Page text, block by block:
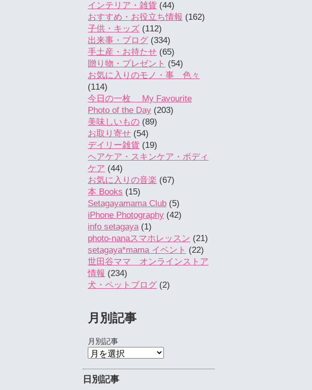
インテリア・雑貨 (44)
おすすめ・お役立ち情報 (162)
子供・キッズ (112)
出来事・ブログ (334)
手土産・お持たせ (65)
贈り物・プレゼント (54)
お気に入りのモノ・事 色々
(114)
今日の一枚 My Favourite
Photo of the Day (203)
美味しいもの (89)
お取り寄せ (54)
デイリー雑貨 (19)
ヘアケア・スキンケア・ボディ
ケア (44)
お気に入りの音楽 (67)
本 Books (15)
Setagayamama Club (5)
iPhone Photography (42)
info setagaya(1)
photo-nanaスマホレッスン (21)
setagaya*mama イベント (22)
世田谷ママ オンラインストア
情報 (234)
犬・ペットブログ (2)
月別記事
月別記事
日別記事